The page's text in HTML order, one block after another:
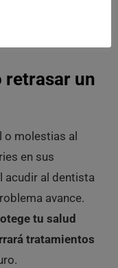
protectora o
retrasar un
molestias al
en sus
acudir al dentista
avance.
tu salud
tratamientos